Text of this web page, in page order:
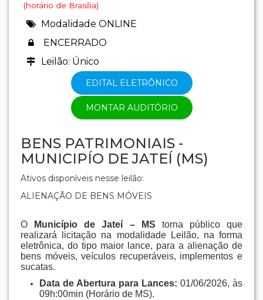
(horário de Brasília)
Modalidade ONLINE
ENCERRADO
Leilão: Único
EDITAL ELETRÔNICO
MONTAR AUDITÓRIO
BENS PATRIMONIAIS -
MUNICIPÍO DE JATEÍ (MS)
Ativos disponíveis nesse leilão:
ALIENAÇÃO DE BENS MÓVEIS
O Município de Jateí – MS torna público que
realizará licitação na modalidade Leilão, na forma
eletrônica, do tipo maior lance, para a alienação de
bens móveis, veículos recuperáveis, implementos e
sucatas.
Data de Abertura para Lances: 01/06/2026, às
09h:00min (Horário de MS).